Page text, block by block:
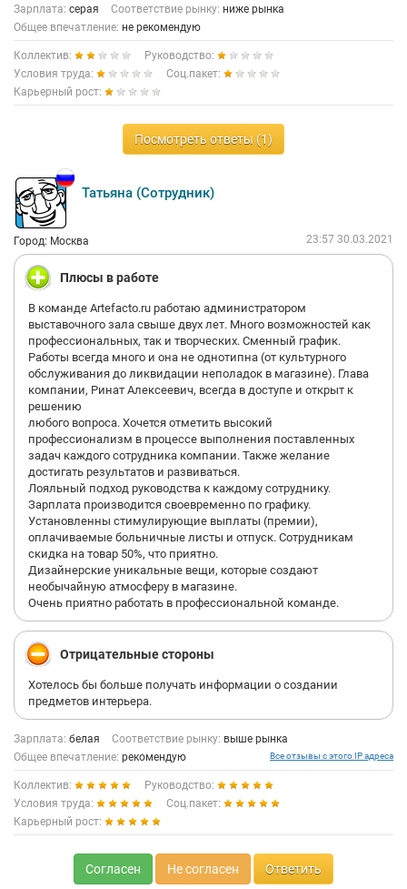
развитии она остановилась и болтыхается в болоте.
Зарплата: серая Соответствие рынку: ниже рынка
Общее впечатление: не рекомендую
Коллектив:
Руководство:
Условия труда:
Соц.пакет:
Карьерный рост:
Посмотреть ответы (1)
Татьяна (Сотрудник)
Город: Москва 23:57 30.03.2021
Плюсы в работе
В команде Artefacto.ru работаю администратором
выставочного зала свыше двух лет. Много возможностей как
профессиональных, так и творческих. Сменный график.
Работы всегда много и она не однотипна (от культурного
обслуживания до ликвидации неполадок в магазине). Глава
компании, Ринат Алексеевич, всегда в доступе и открыт к
решению
любого вопроса. Хочется отметить высокий
профессионализм в процессе выполнения поставленных
задач каждого сотрудника компании. Также желание
достигать результатов и развиваться.
Лояльный подход руководства к каждому сотруднику.
Зарплата производится своевременно по графику.
Установленны стимулирующие выплаты (премии),
оплачиваемые больничные листы и отпуск. Сотрудникам
скидка на товар 50%, что приятно.
Дизайнерские уникальные вещи, которые создают
необычайную атмосферу в магазине.
Очень приятно работать в профессиональной команде.
Отрицательные стороны
Хотелось бы больше получать информации о создании
предметов интерьера.
Зарплата: белая Соответствие рынку: выше рынка
Общее впечатление: рекомендую Все отзывы с этого IP адреса
Коллектив:
Руководство:
Условия труда:
Соц.пакет:
Карьерный рост:
Согласен Не согласен Ответить